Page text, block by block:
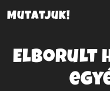
Mutatjuk!
Elborult